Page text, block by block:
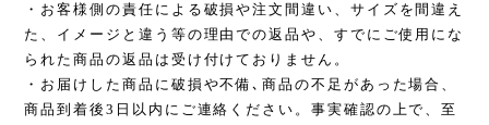
・お客様側の責任による破損や注文間違い、サイズを間違え
た、イメージと違う等の理由での返品や、すでにご使用にな
られた商品の返品は受け付けておりません。
・お届けした商品に破損や不備､商品の不足があった場合、
商品到着後3日以内にご連絡ください。事実確認の上で、至